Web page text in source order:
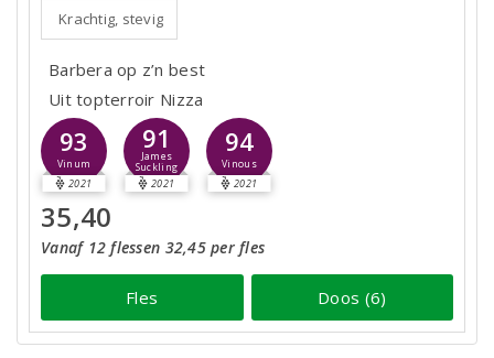
Krachtig, stevig
Barbera op z’n best
Uit topterroir Nizza
93
Vinum
2021
91
James
Suckling
2021
94
Vinous
2021
35,40
Vanaf 12 flessen 32,45 per fles
Fles Doos (6)